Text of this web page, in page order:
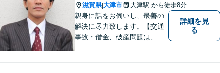
滋賀県|大津市 大津駅 から徒歩8分
親身に話をお伺いし、最善の
解決に尽力致します。【交通
事故・借金、破産問題は、初
詳細を見
る